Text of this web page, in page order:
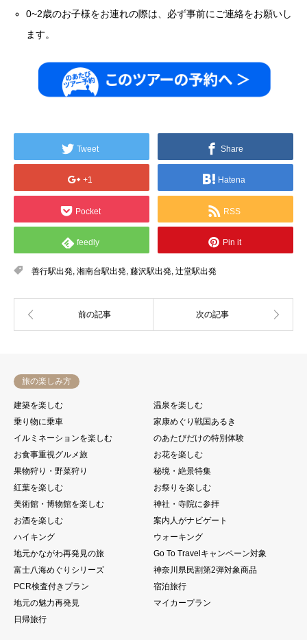
0~2歳のお子様をお連れの際は、必ず事前にご連絡をお願いし
ます。
Tweet Share
+1 Hatena
Pocket RSS
feedly Pin it
善行駅出発, 湘南台駅出発, 藤沢駅出発, 辻堂駅出発
旅の楽しみ方
建築を楽しむ
温泉を楽しむ
乗り物に乗車
家康めぐり戦国あるき
イルミネーションを楽しむ
のあたびだけの特別体験
お食事重視グルメ旅
お花を楽しむ
果物狩り・野菜狩り
秘境・絶景特集
紅葉を楽しむ
お祭りを楽しむ
美術館・博物館を楽しむ
神社・寺院に参拝
お酒を楽しむ
案内人がナビゲート
ハイキング
ウォーキング
地元かながわ再発見の旅
Go To Travelキャンペーン対象
富士八海めぐりシリーズ
神奈川県民割第2弾対象商品
PCR検査付きプラン
宿泊旅行
地元の魅力再発見
マイカープラン
日帰旅行